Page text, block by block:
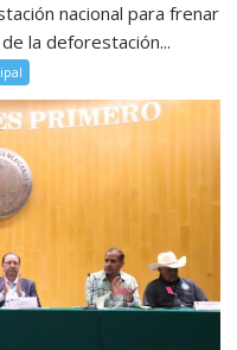
nacional para frenar
la deforestación...